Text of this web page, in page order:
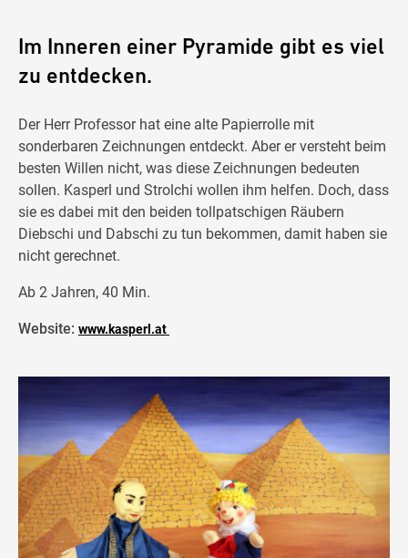
Im Inneren einer Pyramide gibt es viel
zu entdecken.
Der Herr Professor hat eine alte Papierrolle mit
sonderbaren Zeichnungen entdeckt. Aber er versteht beim
besten Willen nicht, was diese Zeichnungen bedeuten
sollen. Kasperl und Strolchi wollen ihm helfen. Doch, dass
sie es dabei mit den beiden tollpatschigen Räubern
Diebschi und Dabschi zu tun bekommen, damit haben sie
nicht gerechnet.
Ab 2 Jahren, 40 Min.
Website: www.kasperl.at